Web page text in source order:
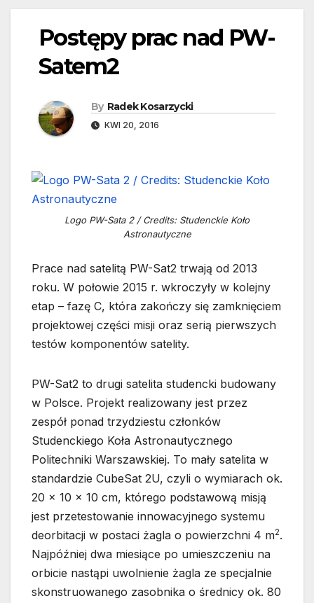
Postępy prac nad PW-
Satem2
By Radek Kosarzycki
KWI 20, 2016
Logo PW-Sata 2 / Credits: Studenckie Koło
Astronautyczne
Prace nad satelitą PW-Sat2 trwają od 2013
roku. W połowie 2015 r. wkroczyły w kolejny
etap – fazę C, która zakończy się zamknięciem
projektowej części misji oraz serią pierwszych
testów komponentów satelity.
PW-Sat2 to drugi satelita studencki budowany
w Polsce. Projekt realizowany jest przez
zespół ponad trzydziestu członków
Studenckiego Koła Astronautycznego
Politechniki Warszawskiej. To mały satelita w
standardzie CubeSat 2U, czyli o wymiarach ok.
20 x 10 x 10 cm, którego podstawową misją
jest przetestowanie innowacyjnego systemu
deorbitacji w postaci żagla o powierzchni 4 m2.
Najpóźniej dwa miesiące po umieszczeniu na
orbicie nastąpi uwolnienie żagla ze specjalnie
skonstruowanego zasobnika o średnicy ok. 80